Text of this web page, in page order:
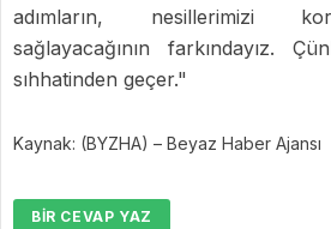
adımların, nesillerimizi
sağlayacağının farkındayız.
sıhhatinden geçer."
Kaynak: (BYZHA) – Beyaz Haber Ajansı
BIR CEVAP YAZ